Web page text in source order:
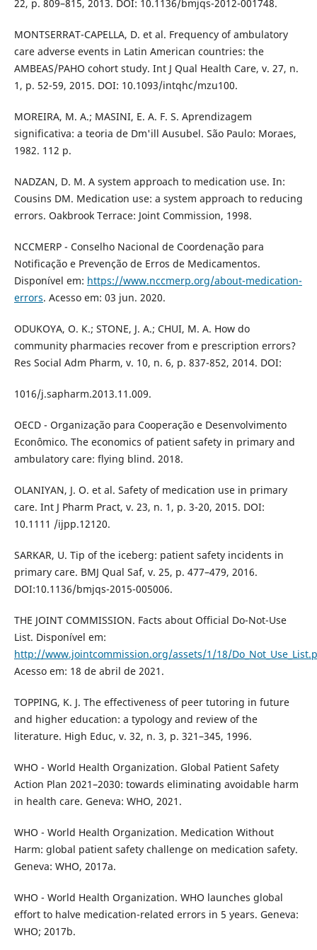
22, p. 809–815, 2013. DOI: 10.1136/bmjqs-2012-001748.
MONTSERRAT-CAPELLA, D. et al. Frequency of ambulatory
care adverse events in Latin American countries: the
AMBEAS/PAHO cohort study. Int J Qual Health Care, v. 27, n.
1, p. 52-59, 2015. DOI: 10.1093/intqhc/mzu100.
MOREIRA, M. A.; MASINI, E. A. F. S. Aprendizagem
significativa: a teoria de Dm'ill Ausubel. São Paulo: Moraes,
1982. 112 p.
NADZAN, D. M. A system approach to medication use. In:
Cousins DM. Medication use: a system approach to reducing
errors. Oakbrook Terrace: Joint Commission, 1998.
NCCMERP - Conselho Nacional de Coordenação para
Notificação e Prevenção de Erros de Medicamentos.
Disponível em: https://www.nccmerp.org/about-medication-
errors. Acesso em: 03 jun. 2020.
ODUKOYA, O. K.; STONE, J. A.; CHUI, M. A. How do
community pharmacies recover from e prescription errors?
Res Social Adm Pharm, v. 10, n. 6, p. 837-852, 2014. DOI:
1016/j.sapharm.2013.11.009.
OECD - Organização para Cooperação e Desenvolvimento
Econômico. The economics of patient safety in primary and
ambulatory care: flying blind. 2018.
OLANIYAN, J. O. et al. Safety of medication use in primary
care. Int J Pharm Pract, v. 23, n. 1, p. 3-20, 2015. DOI:
10.1111 /ijpp.12120.
SARKAR, U. Tip of the iceberg: patient safety incidents in
primary care. BMJ Qual Saf, v. 25, p. 477–479, 2016.
DOI:10.1136/bmjqs-2015-005006.
THE JOINT COMMISSION. Facts about Official Do-Not-Use
List. Disponível em:
http://www.jointcommission.org/assets/1/18/
Acesso em: 18 de abril de 2021.
TOPPING, K. J. The effectiveness of peer tutoring in future
and higher education: a typology and review of the
literature. High Educ, v. 32, n. 3, p. 321–345, 1996.
WHO - World Health Organization. Global Patient Safety
Action Plan 2021–2030: towards eliminating avoidable harm
in health care. Geneva: WHO, 2021.
WHO - World Health Organization. Medication Without
Harm: global patient safety challenge on medication safety.
Geneva: WHO, 2017a.
WHO - World Health Organization. WHO launches global
effort to halve medication-related errors in 5 years. Geneva:
WHO; 2017b.